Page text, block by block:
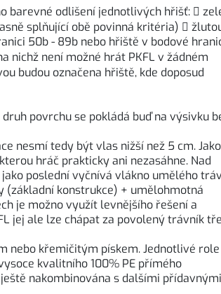
barevné odlišení jednotlivých hřišť: 
splňující obě povinná kritéria) 
50b - 89b nebo hřiště v bodové
nichž není možné hrát PKFL v žádném
budou označena hřiště, kde doposud
povrchu se pokládá buď na výsivku
nesmí tedy být vlas nižší než 5 cm. Jako
hráč prakticky ani nezasáhne. Nad
poslední vyčnívá vlákno umělého
(základní konstrukce) + umělohmotná
je možno využít levnějšího řešení a
jej ale lze chápat za povolený trávník
nebo křemičitým pískem. Jednotlivé role
kvalitního 100% PE přímého
nakombinována s dalšími přídavnými